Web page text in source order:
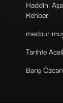
Haddini
Rehberi
mecbur
Tarihte
Barış